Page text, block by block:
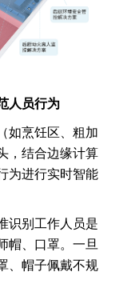
人员行为
如烹饪区、粗加
，结合边缘计算
为进行实时智能
识别工作人员是
帽、口罩。一旦
、帽子佩戴不规